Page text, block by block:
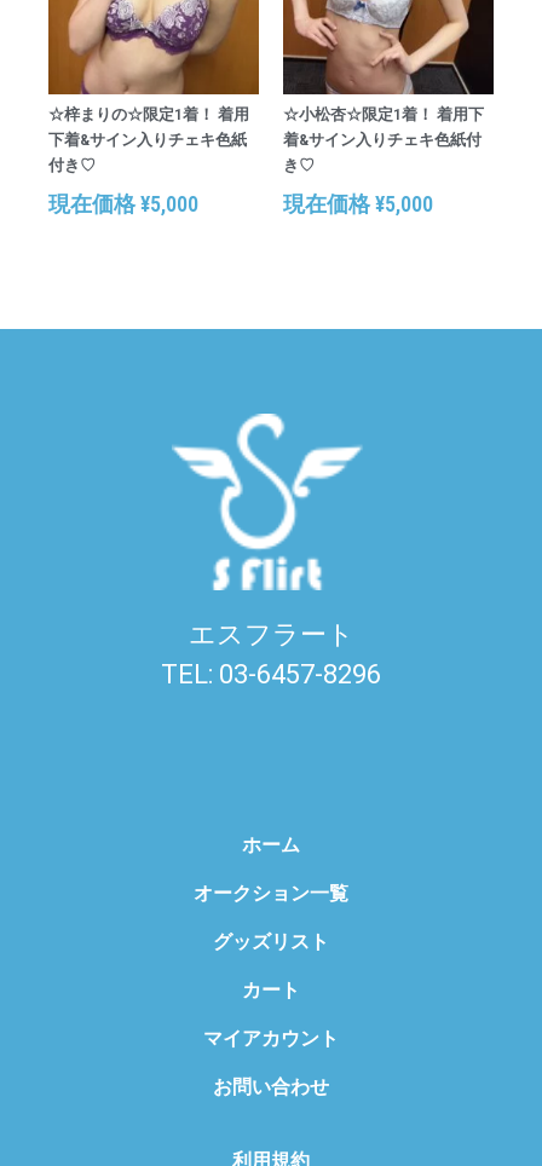
☆梓まりの☆限定1着！ 着用
下着&サイン入りチェキ色紙
付き♡
現在価格¥5,000
☆小松杏☆限定1着！ 着用下
着&サイン入りチェキ色紙付
き♡
現在価格¥5,000
エスフラート
TEL: 03-6457-8296
ホーム
オークション一覧
グッズリスト
カート
マイアカウント
お問い合わせ
利用規約